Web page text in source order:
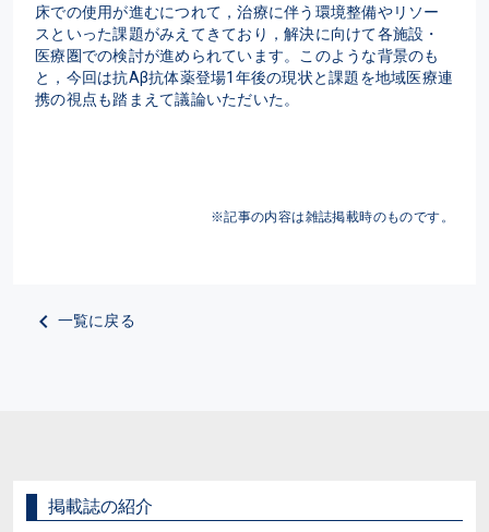
床での使用が進むにつれて，治療に伴う環境整備やリソー
スといった課題がみえてきており，解決に向けて各施設・
医療圏での検討が進められています。このような背景のも
と，今回は抗Aβ抗体薬登場1年後の現状と課題を地域医療連
携の視点も踏まえて議論いただいた。
※記事の内容は雑誌掲載時のものです。
一覧に戻る
掲載誌の紹介